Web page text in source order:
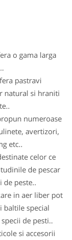
o gama larga
pastravi
natural si hraniti
numeroase
avertizori,
etc..
celor ce
de pescar
de peste..
in aer liber pot
baltile special
de pesti..
si accesorii